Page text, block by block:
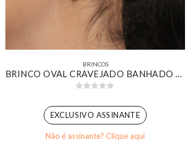
BRINCOS
BRINCO OVAL CRAVEJADO BANHADO EM OURO BRANCO
EXCLUSIVO ASSINANTE
Não é assinante? Clique aqui